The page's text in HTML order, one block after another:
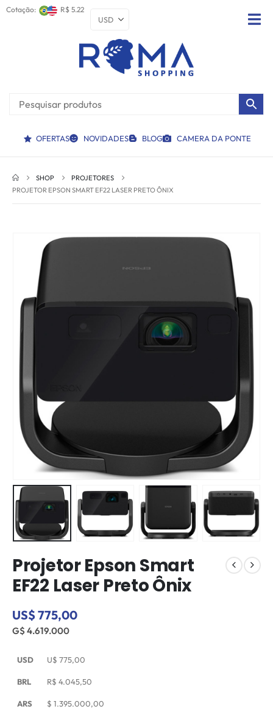
Cotação: R$ 5.22
OFERTAS NOVIDADES BLOG CAMERA DA PONTE
SHOP
PROJETORES
PROJETOR EPSON SMART EF22 LASER PRETO ÔNIX
Projetor Epson Smart
EF22 Laser Preto Ônix
US$ 775,00
G$ 4.619.000
USD U$ 775,00
BRL R$ 4.045,50
ARS $ 1.395.000,00